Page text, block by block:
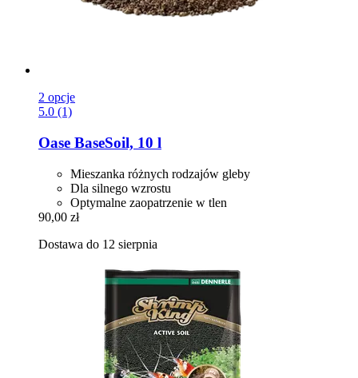
2 opcje
5.0 (1)
Oase BaseSoil, 10 l
Mieszanka różnych rodzajów gleby
Dla silnego wzrostu
Optymalne zaopatrzenie w tlen
90,00 zł
Dostawa do 12 sierpnia